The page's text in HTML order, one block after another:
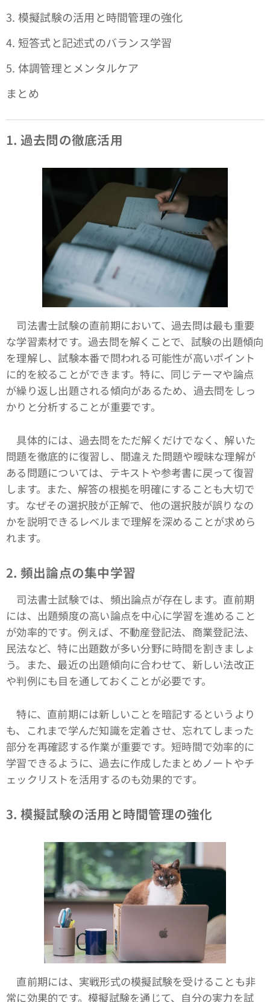
3. 模擬試験の活用と時間管理の強化
4. 短答式と記述式のバランス学習
5. 体調管理とメンタルケア
まとめ
1. 過去問の徹底活用
司法書士試験の直前期において、過去問は最も重要
な学習素材です。過去問を解くことで、試験の出題傾向
を理解し、試験本番で問われる可能性が高いポイント
に的を絞ることができます。特に、同じテーマや論点
が繰り返し出題される傾向があるため、過去問をしっ
かりと分析することが重要です。
具体的には、過去問をただ解くだけでなく、解いた
問題を徹底的に復習し、間違えた問題や曖昧な理解が
ある問題については、テキストや参考書に戻って復習
します。また、解答の根拠を明確にすることも大切で
す。なぜその選択肢が正解で、他の選択肢が誤りなの
かを説明できるレベルまで理解を深めることが求めら
れます。
2. 頻出論点の集中学習
司法書士試験では、頻出論点が存在します。直前期
には、出題頻度の高い論点を中心に学習を進めること
が効率的です。例えば、不動産登記法、商業登記法、
民法など、特に出題数が多い分野に時間を割きましょ
う。また、最近の出題傾向に合わせて、新しい法改正
や判例にも目を通しておくことが必要です。
特に、直前期には新しいことを暗記するというより
も、これまで学んだ知識を定着させ、忘れてしまった
部分を再確認する作業が重要です。短時間で効率的に
学習できるように、過去に作成したまとめノートやチ
ェックリストを活用するのも効果的です。
3. 模擬試験の活用と時間管理の強化
直前期には、実戦形式の模擬試験を受けることも非
常に効果的です。模擬試験を通じて、自分の実力を試